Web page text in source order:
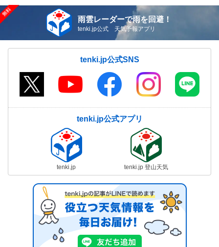
雨雲レーダーで雨を回避！
tenki.jp公式 天気予報アプリ
tenki.jp公式SNS
tenki.jp公式アプリ
tenki.jp tenki.jp 登山天気